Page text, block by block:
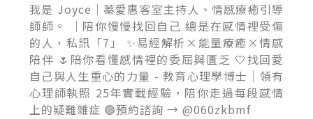
我是 Joyce｜蓁愛惠客室主持人、情感療癒引導
師師。 ｜陪你慢慢找回自己 總是在感情裡受傷
的人，私訊「7」 ✨易經解析×能量療癒×情感
陪伴 🌷陪你看懂感情裡的委屈與匱乏 🤍找回愛
自己與人生重心的力量 - 教育心理學博士｜領有
心理師執照 25年實戰經驗，陪你走過每段感情
上的疑難雜症 🟢預約諮詢 → @060zkbmf